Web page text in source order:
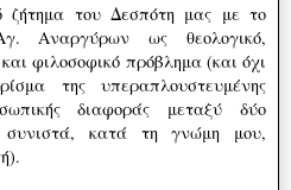
ζήτημα του Δεσπότη μας με το
Αναργύρων ως θεολογικό,
και φιλοσοφικό πρόβλημα (και όχι
της υπεραπλουστευμένης
διαφοράς μεταξύ δύο
κατά τη γνώμη μου,